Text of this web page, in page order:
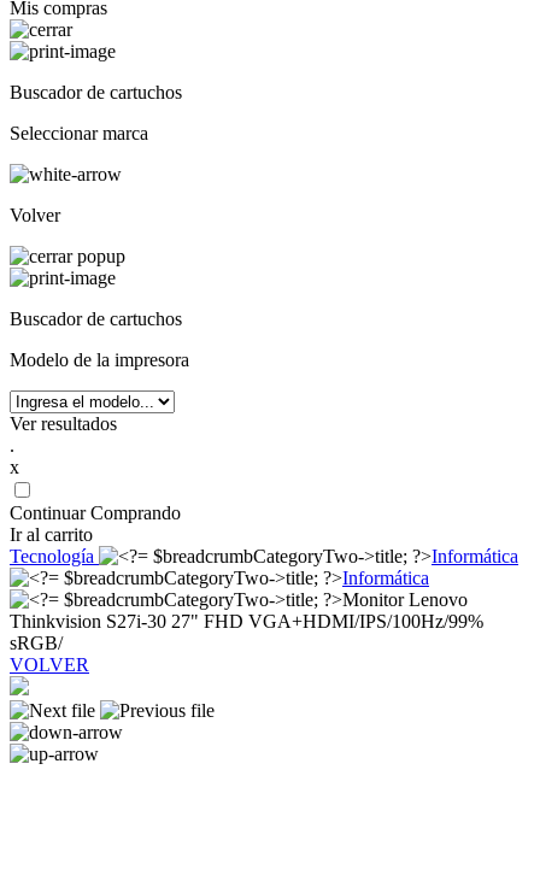
Mis compras
Buscador de cartuchos
Seleccionar marca
Volver
Buscador de cartuchos
Modelo de la impresora
Ver resultados
.
x
Continuar Comprando
Ir al carrito
Tecnología
Informática
Informática
Monitor Lenovo
Thinkvision S27i-30 27" FHD VGA+HDMI/IPS/100Hz/99%
sRGB/
VOLVER